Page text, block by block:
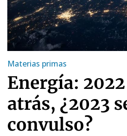
Materias primas
Energía:
atrás, ¿2023
convulso?